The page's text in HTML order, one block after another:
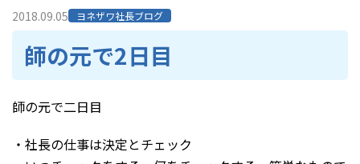
2018.09.05 ヨネザワ社長ブログ
師の元で2日目
師の元で二日目
・社長の仕事は決定とチェック